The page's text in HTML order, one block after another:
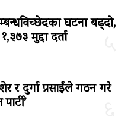
घटना बढ्दो,
मुद्दा दर्ता
र दुर्गा प्रसाईंले गठन गरे